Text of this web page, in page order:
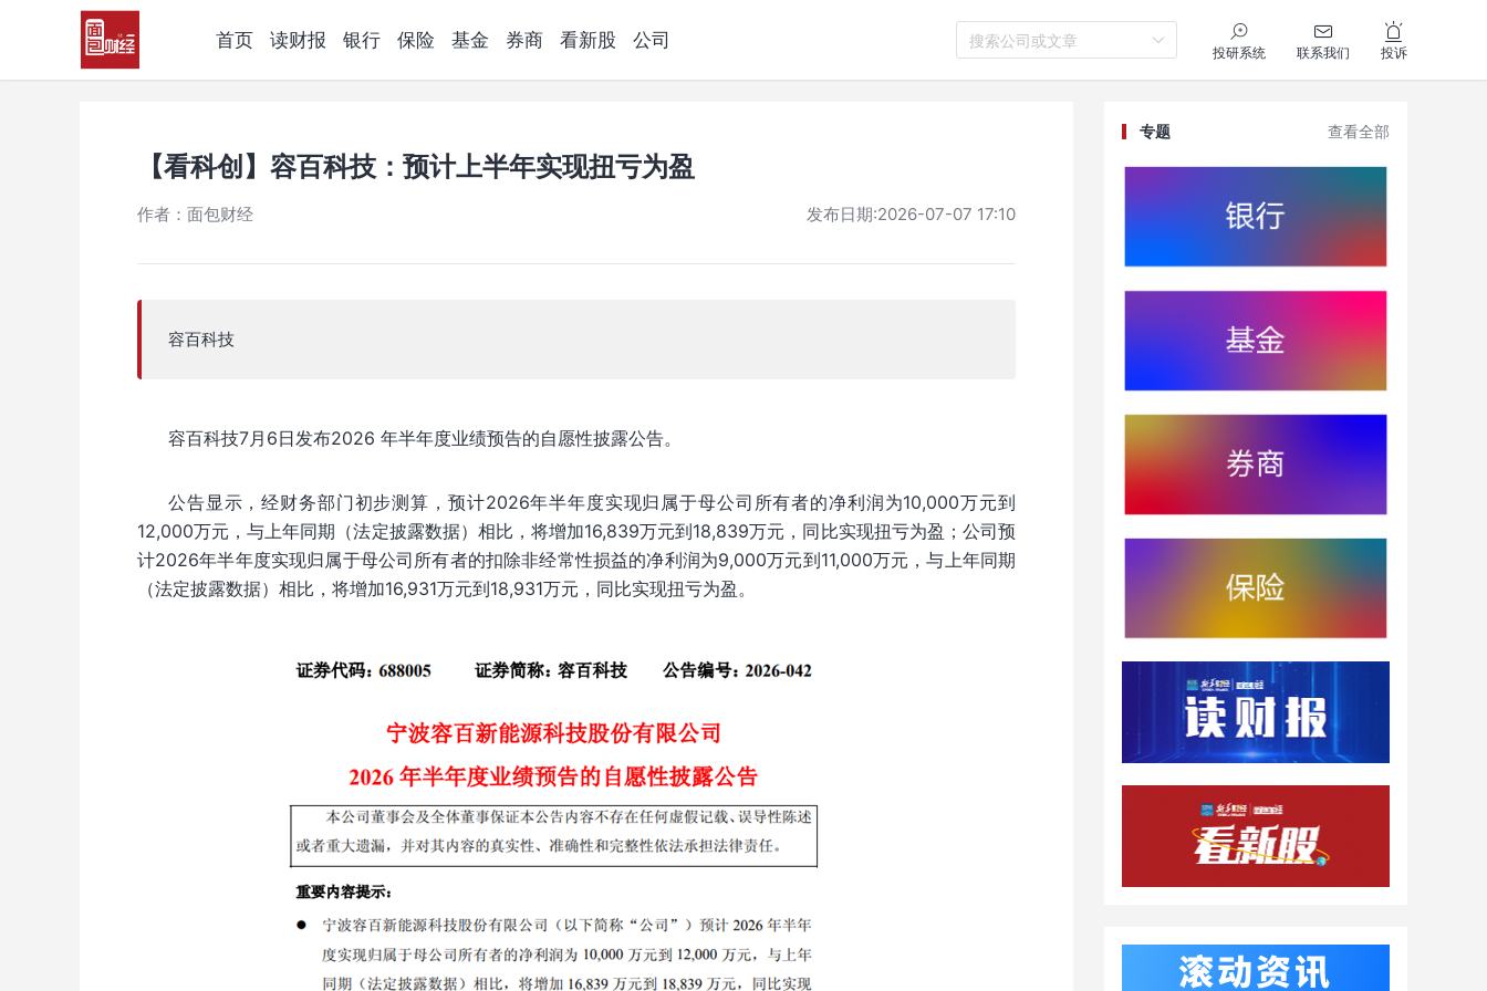
首页 读财报 银行 保险 基金 券商 看新股 公司 搜索公司或文章
投研系统 联系我们 投诉
【看科创】容百科技：预计上半年实现扭亏为盈
作者：面包财经 发布日期:2026-07-07 17:10
容百科技
容百科技7月6日发布2026 年半年度业绩预告的自愿性披露公告。
公告显示，经财务部门初步测算，预计2026年半年度实现归属于母公司所有者的净利润为10,000万元到
12,000万元，与上年同期（法定披露数据）相比，将增加16,839万元到18,839万元，同比实现扭亏为盈；公司预
计2026年半年度实现归属于母公司所有者的扣除非经常性损益的净利润为9,000万元到11,000万元，与上年同期
（法定披露数据）相比，将增加16,931万元到18,931万元，同比实现扭亏为盈。
专题 查看全部